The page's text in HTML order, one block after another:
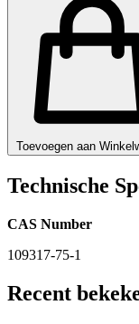
Toevoegen aan
Technische
CAS Number
109317-75-1
Recent